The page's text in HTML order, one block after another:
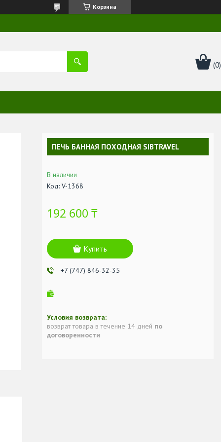
Корзина
ПЕЧЬ БАННАЯ ПОХОДНАЯ SIBTRAVEL
В наличии
Код: V-1368
192 600 ₸
Купить
+7 (747) 846-32-35
возврат товара в течение 14 дней по
договоренности